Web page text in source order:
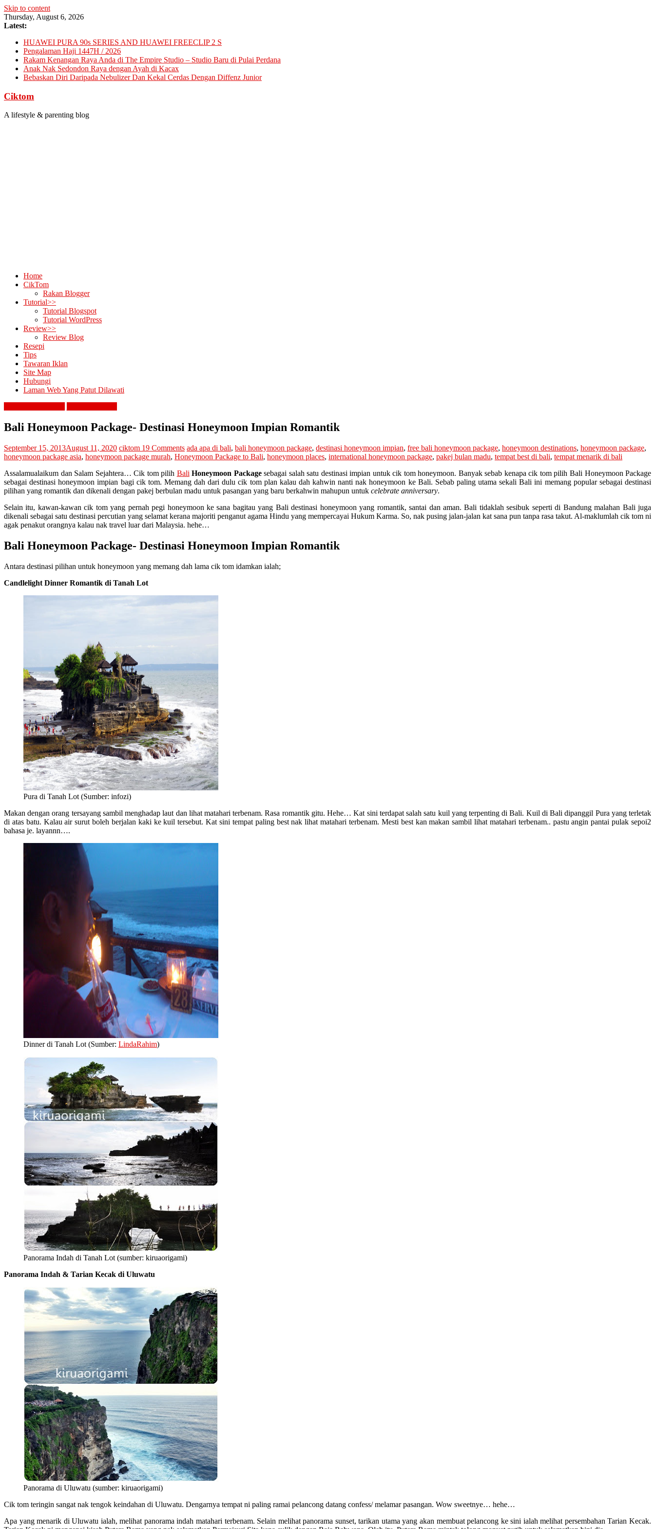
Skip to content
Thursday, August 6, 2026
Latest:
HUAWEI PURA 90s SERIES AND HUAWEI FREECLIP 2 S
Pengalaman Haji 1447H / 2026
Rakam Kenangan Raya Anda di The Empire Studio – Studio Baru di Pulai Perdana
Anak Nak Sedondon Raya dengan Ayah di Kacax
Bebaskan Diri Daripada Nebulizer Dan Kekal Cerdas Dengan Diffenz Junior
Ciktom
A lifestyle & parenting blog
Home
CikTom
Rakan Blogger
Tutorial>>
Tutorial Blogspot
Tutorial WordPress
Review>>
Review Blog
Resepi
Tips
Tawaran Iklan
Site Map
Hubungi
Laman Web Yang Patut Dilawati
Bali Honeymoon Package- Destinasi Honeymoon Impian Romantik
September 15, 2013August 11, 2020 ciktom 19 Comments ada apa di bali, bali honeymoon package, destinasi honeymoon impian, free bali honeymoon package, honeymoon destinations, honeymoon package,
honeymoon package asia, honeymoon package murah, Honeymoon Package to Bali, honeymoon places, international honeymoon package, pakej bulan madu, tempat best di bali, tempat menarik di bali
Assalamualaikum dan Salam Sejahtera… Cik tom pilih Bali Honeymoon Packagesebagai salah satu destinasi impian untuk cik tom honeymoon. Banyak sebab kenapa cik tom pilih Bali Honeymoon Package
sebagai destinasi honeymoon impian bagi cik tom. Memang dah dari dulu cik tom plan kalau dah kahwin nanti nak honeymoon ke Bali. Sebab paling utama sekali Bali ini memang popular sebagai destinasi
pilihan yang romantik dan dikenali dengan pakej berbulan madu untuk pasangan yang baru berkahwin mahupun untuk celebrate anniversary.
Selain itu, kawan-kawan cik tom yang pernah pegi honeymoon ke sana bagitau yang Bali destinasi honeymoon yang romantik, santai dan aman. Bali tidaklah sesibuk seperti di Bandung malahan Bali juga
dikenali sebagai satu destinasi percutian yang selamat kerana majoriti penganut agama Hindu yang mempercayai Hukum Karma. So, nak pusing jalan-jalan kat sana pun tanpa rasa takut. Al-maklumlah cik tom ni
agak penakut orangnya kalau nak travel luar dari Malaysia. hehe…
Bali Honeymoon Package- Destinasi Honeymoon Impian Romantik
Antara destinasi pilihan untuk honeymoon yang memang dah lama cik tom idamkan ialah;
Candlelight Dinner Romantik di Tanah Lot
Pura di Tanah Lot (Sumber: infozi)
Makan dengan orang tersayang sambil menghadap laut dan lihat matahari terbenam. Rasa romantik gitu. Hehe… Kat sini terdapat salah satu kuil yang terpenting di Bali. Kuil di Bali dipanggil Pura yang terletak
di atas batu. Kalau air surut boleh berjalan kaki ke kuil tersebut. Kat sini tempat paling best nak lihat matahari terbenam. Mesti best kan makan sambil lihat matahari terbenam.. pastu angin pantai pulak sepoi2
bahasa je. layannn….
Dinner di Tanah Lot (Sumber: LindaRahim)
Panorama Indah di Tanah Lot (sumber: kiruaorigami)
Panorama Indah & Tarian Kecak di Uluwatu
Panorama di Uluwatu (sumber: kiruaorigami)
Cik tom teringin sangat nak tengok keindahan di Uluwatu. Dengarnya tempat ni paling ramai pelancong datang confess/ melamar pasangan. Wow sweetnye… hehe…
Apa yang menarik di Uluwatu ialah, melihat panorama indah matahari terbenam. Selain melihat panorama sunset, tarikan utama yang akan membuat pelancong ke sini ialah melihat persembahan Tarian Kecak.